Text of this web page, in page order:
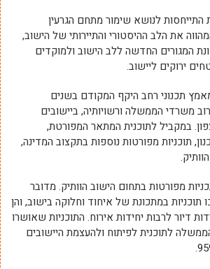
התייחסות לנושא שימור מתחם הגרעין
את הלב ההיסטורי והתיירותי של הישוב,
המגורים החדשה ללב הישוב ולמוקדים
ירוקים ליישוב.
תכנוני רחב היקף המקודם בשנים
משרדי הממשלה ורשויותיה, ביישובים
במקביל לתוכנית המתאר המפורטת,
תוכניות מפורטות נוספות בתקצוב המדינה,
מפורטות בתחום הישוב הוותיק. מדובר
במתכונת של איחוד וחלוקה בישוב, והן
קרוב ל 100 יחידות דיור לרבות יחידות אירוח. התוכניות שאושרו
לתוכנית לפיתוח ולהעצמת היישובים